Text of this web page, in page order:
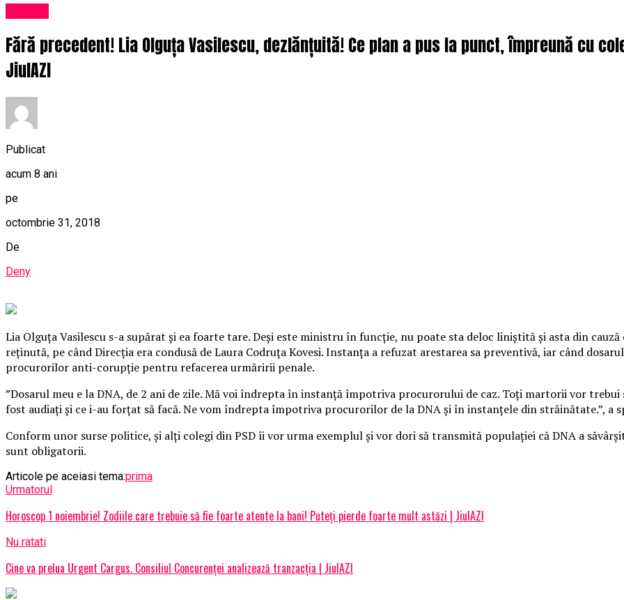
Fără precedent! Lia Olguța Vasilescu, dezlănțuită! Ce plan a pus la punct, împreună cu
JiulAZI
Publicat
acum 8 ani
pe
octombrie 31, 2018
De
Deny
Lia Olguţa Vasilescu s-a supărat şi ea foarte tare. Deşi este ministru în funcţie, nu poate sta deloc liniştită şi asta din
reţinută, pe când Direcţia era condusă de Laura Codruţa Kovesi. Instanţa a refuzat arestarea sa preventivă, iar când
procurorilor anti-corupţie pentru refacerea urmăririi penale.
”Dosarul meu e la DNA, de 2 ani de zile. Mă voi îndrepta în instanţă împotriva procurorului de caz. Toţi martorii vor
fost audiaţi şi ce i-au forţat să facă. Ne vom îndrepta împotriva procurorilor de la DNA şi în instanţele din străinătate.”, a
Conform unor surse politice, şi alţi colegi din PSD îi vor urma exemplul şi vor dori să transmită populaţiei că DNA a
sunt obligatorii.
Articole pe aceiasi tema:prima
Urmatorul
Horoscop 1 noiembrie! Zodiile care trebuie să fie foarte atente la bani! Puteți pierde foarte mult astăzi | JiulAZI
Nu ratati
Cine va prelua Urgent Cargus. Consiliul Concurenței analizează tranzacția | JiulAZI